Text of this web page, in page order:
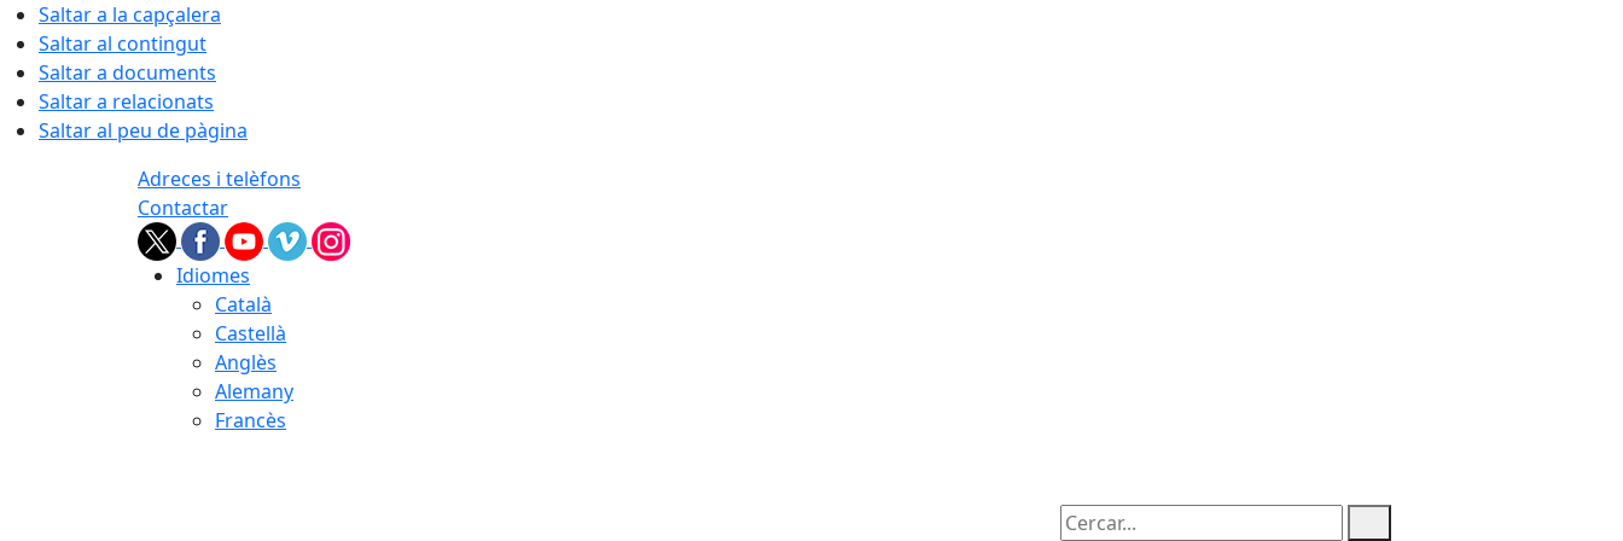
Saltar a la capçalera
Saltar al contingut
Saltar a documents
Saltar a relacionats
Saltar al peu de pàgina
Adreces i telèfons
Contactar
Idiomes
Català
Castellà
Anglès
Alemany
Francès